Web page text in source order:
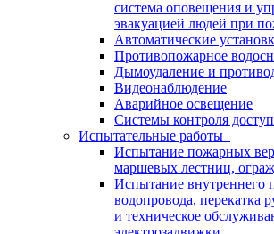
система оповещения и
эвакуацией людей при
Автоматические
Противопожарное
Дымоудаление и
Видеонаблюдение
Аварийное освещение
Системы контроля
Испытательные работы
Испытание пожарных
маршевых лестниц,
Испытание внутреннего
водопровода, перекатка
и техническое